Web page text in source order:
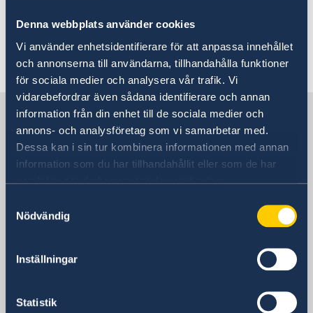
Denna webbplats använder cookies
Vi använder enhetsidentifierare för att anpassa innehållet
och annonserna till användarna, tillhandahålla funktioner
för sociala medier och analysera vår trafik. Vi
vidarebefordrar även sådana identifierare och annan
information från din enhet till de sociala medier och
annons- och analysföretag som vi samarbetar med.
Dessa kan i sin tur kombinera informationen med annan
information som du har tillhandahållit eller som de har
samlat in när du har använt deras tjänster.
Nödvändig
Inställningar
Statistik
Randevu alın
Hakkımızda
Başkonsolos
GDPR
Güncel
Randevu almak için randevu talep formunu
doldurunuz.
Türkiye’deki İsveç
İsveç Başkonsolosluğu
Istiklal Caddesi 247, Batı girişi (İsveç
Başkonsolosluğu ve İsveç Araştırma
Şah Kulu Bostanı Sk, Güney girişi (Vize,
sorular)